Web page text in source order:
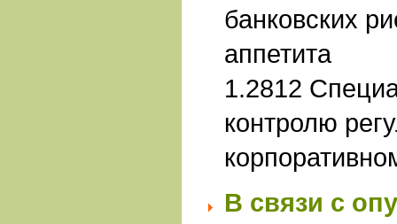
банковских
аппетита
1.2812
контролю
В связи с